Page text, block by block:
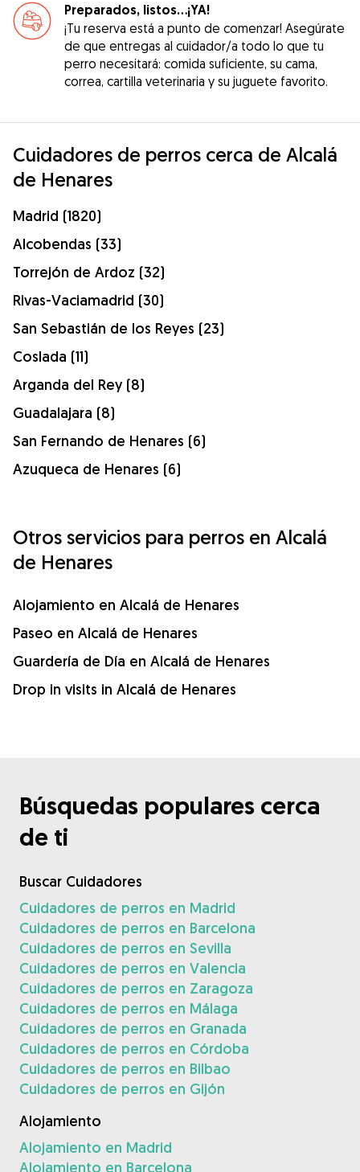
Preparados, listos...¡YA!
¡Tu reserva está a punto de comenzar! Asegúrate
de que entregas al cuidador/a todo lo que tu
perro necesitará: comida suficiente, su cama,
correa, cartilla veterinaria y su juguete favorito.
Cuidadores de perros cerca de Alcalá
de Henares
Madrid (1820)
Alcobendas (33)
Torrejón de Ardoz (32)
Rivas-Vaciamadrid (30)
San Sebastián de los Reyes (23)
Coslada (11)
Arganda del Rey (8)
Guadalajara (8)
San Fernando de Henares (6)
Azuqueca de Henares (6)
Otros servicios para perros en Alcalá
de Henares
Alojamiento en Alcalá de Henares
Paseo en Alcalá de Henares
Guardería de Día en Alcalá de Henares
Drop in visits in Alcalá de Henares
Búsquedas populares cerca
de ti
Buscar Cuidadores
Cuidadores de perros en Madrid
Cuidadores de perros en Barcelona
Cuidadores de perros en Sevilla
Cuidadores de perros en Valencia
Cuidadores de perros en Zaragoza
Cuidadores de perros en Málaga
Cuidadores de perros en Granada
Cuidadores de perros en Córdoba
Cuidadores de perros en Bilbao
Cuidadores de perros en Gijón
Alojamiento
Alojamiento en Madrid
Alojamiento en Barcelona